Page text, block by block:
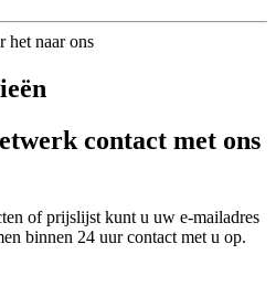
het naar ons
contact met ons
of prijslijst kunt u uw e-mailadres
binnen 24 uur contact met u op.